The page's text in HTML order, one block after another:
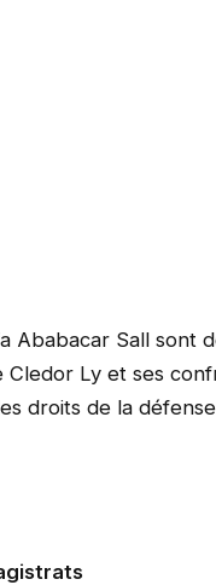
Ababacar Sall sont
Ly et ses
droits de la